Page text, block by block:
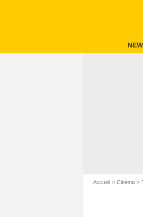
Accueil Cinéma